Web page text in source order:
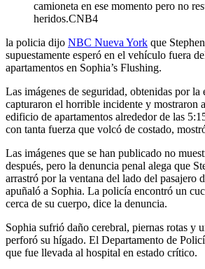
camioneta en ese momento pero no
heridos.CNB4
la policia dijo NBC Nueva York que
supuestamente esperó en el vehículo fuera
apartamentos en Sophia’s Flushing.
Las imágenes de seguridad, obtenidas por la
capturaron el horrible incidente y mostraron
edificio de apartamentos alrededor de las
con tanta fuerza que volcó de costado,
Las imágenes que se han publicado no
después, pero la denuncia penal alega que
arrastró por la ventana del lado del pasajero
apuñaló a Sophia. La policía encontró un
cerca de su cuerpo, dice la denuncia.
Sophia sufrió daño cerebral, piernas rotas y
perforó su hígado. El Departamento de
que fue llevada al hospital en estado crítico.